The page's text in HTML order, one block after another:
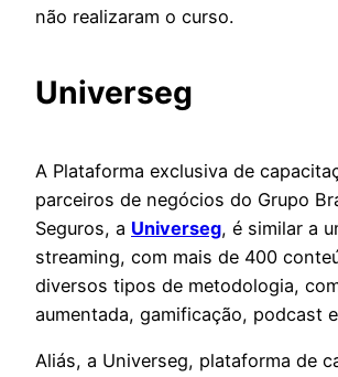
não realizaram o curso.
Universeg
A Plataforma exclusiva de
parceiros de negócios do Grupo
Seguros, a Universeg, é similar a
streaming, com mais de 400
diversos tipos de metodologia,
aumentada, gamificação, podcast
Aliás, a Universeg, plataforma de